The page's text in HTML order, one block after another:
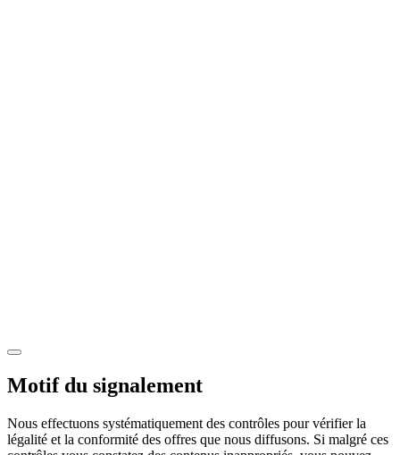
Motif du signalement
Nous effectuons systématiquement des contrôles pour vérifier la
légalité et la conformité des offres que nous diffusons. Si malgré ces